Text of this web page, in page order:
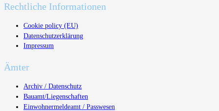
Rechtliche Informationen
Cookie policy (EU)
Datenschutzerklärung
Impressum
Ämter
Archiv / Datenschutz
Bauamt/Liegenschaften
Einwohnermeldeamt / Passwesen